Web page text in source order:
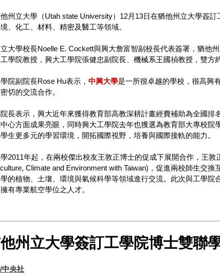
州立大學（Utah state University）12月13日在猶他州立大學簽
、化工、材料、精密及醫工等領域。
大學校長Noelle E. Cockett與興大詹富智副校長代表簽署，猶他
學院教授，興大工學院張健忠副院長、機械系王國禎教授，雙方
院副院長Rose Hu表示， 中興大學是一所很卓越的學校，很高興
切的交流合作。
長表示，興大近年來獲得教育部高教深耕計畫經費補助為全國
心方面成果亮眼，同時興大工學院去年也獲選為教育部大專校
生更多元的學習環境，開拓國際視野，培養與國際接軌的能力。
2011年起，在兩校傑出校友王敦正博士的促成下展開合作，王敦
Climate and Environment with Taiwan)，促進兩校師生交
的植物、土壤、環境與氣候科學等領域進行交流。此次與工學
有專業航空學位之人才。
州立大學簽訂工學院博士雙聯
中央社